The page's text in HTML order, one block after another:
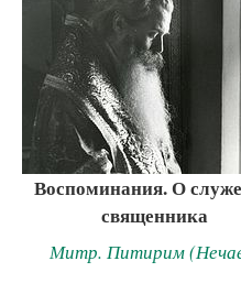
Воспоминания. О
священника
Митр. Питирим